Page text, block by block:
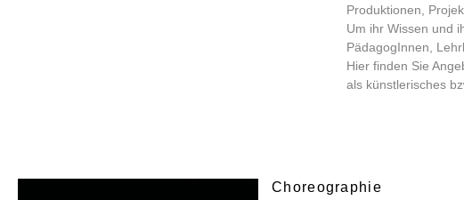
Produktionen,
Um ihr Wissen und
PädagogInnen,
Hier finden Sie
als künstlerisches
Choreographie